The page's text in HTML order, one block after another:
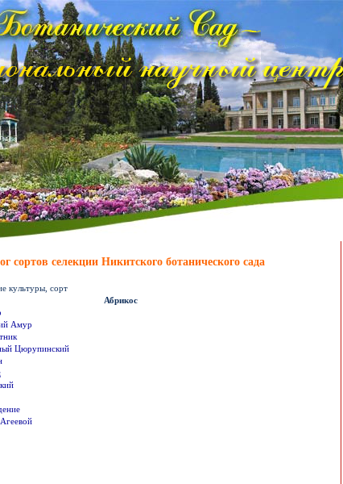
сортов селекции Никитского ботанического сада
культуры, сорт
Абрикос
Амур
Цюрупинский